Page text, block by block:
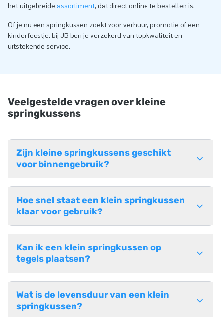
het uitgebreide assortiment, dat direct online te bestellen is.
Of je nu een springkussen zoekt voor verhuur, promotie of een
kinderfeestje: bij JB ben je verzekerd van topkwaliteit en
uitstekende service.
Veelgestelde vragen over kleine
springkussens
Zijn kleine springkussens geschikt
voor binnengebruik?
Hoe snel staat een klein springkussen
klaar voor gebruik?
Kan ik een klein springkussen op
tegels plaatsen?
Wat is de levensduur van een klein
springkussen?